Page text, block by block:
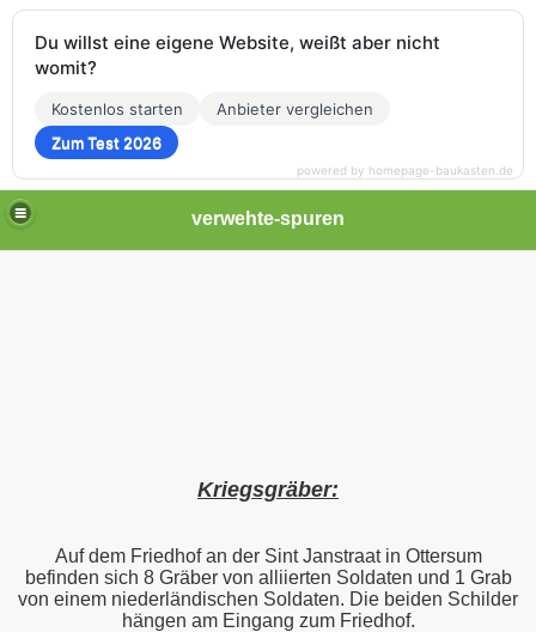
verwehte-spuren
Kriegsgräber:
Auf dem Friedhof an der Sint Janstraat in Ottersum
befinden sich 8 Gräber von alliierten Soldaten und 1 Grab
von einem niederländischen Soldaten. Die beiden Schilder
hängen am Eingang zum Friedhof.
Du willst eine eigene Website, weißt aber nicht
womit?
Kostenlos starten
Anbieter vergleichen
Zum Test 2026
powered by homepage-baukasten.de